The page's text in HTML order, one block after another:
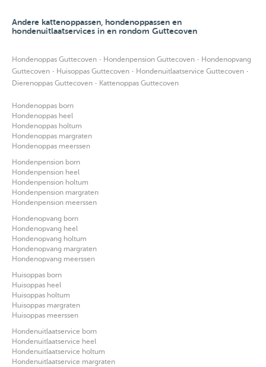
Andere kattenoppassen, hondenoppassen en
hondenuitlaatservices in en rondom Guttecoven
Hondenoppas Guttecoven · Hondenpension Guttecoven · Hondenopvang
Guttecoven · Huisoppas Guttecoven · Hondenuitlaatservice Guttecoven ·
Dierenoppas Guttecoven · Kattenoppas Guttecoven
Hondenoppas born
Hondenoppas heel
Hondenoppas holtum
Hondenoppas margraten
Hondenoppas meerssen
Hondenpension born
Hondenpension heel
Hondenpension holtum
Hondenpension margraten
Hondenpension meerssen
Hondenopvang born
Hondenopvang heel
Hondenopvang holtum
Hondenopvang margraten
Hondenopvang meerssen
Huisoppas born
Huisoppas heel
Huisoppas holtum
Huisoppas margraten
Huisoppas meerssen
Hondenuitlaatservice born
Hondenuitlaatservice heel
Hondenuitlaatservice holtum
Hondenuitlaatservice margraten